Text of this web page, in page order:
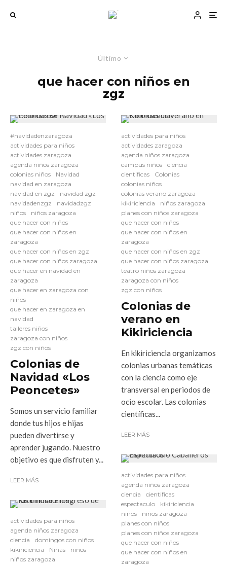
Último
que hacer con niños en
zgz
#navidadenzaragoza
actividades para niños
actividades zaragoza
agenda niños zaragoza
colonias niños
Navidad
navidad en zaragoza
navidad en zgz
navidad zgz
navidadenzgz
navidadzgz
niños
niños zaragoza
que hacer con niños
que hacer con niños en
zaragoza
que hacer con niños en zgz
que hacer con niños zaragoza
que hacer en navidad en
zaragoza
que hacer en zaragoza con
niños
que hacer en zaragoza en
navidad
talleres niños
zaragoza con niños
zgz con niños
Colonias de
Navidad «Los
Peoncetes»
Somos un servicio familiar
donde tus hijos e hijas
pueden divertirse y
aprender jugando. Nuestro
objetivo es que disfruten y...
LEER MÁS
actividades para niños
agenda niños zaragoza
ciencia
domingos con niños
kikiriciencia
Niñas
niños
niños zaragoza
actividades para niños
actividades zaragoza
agenda niños zaragoza
campus niños
ciencia
cientificas
Colonias
colonias niños
colonias verano zaragoza
kikiriciencia
niños zaragoza
planes con niños zaragoza
que hacer con niños
que hacer con niños en
zaragoza
que hacer con niños en zgz
que hacer con niños zaragoza
teatro niños zaragoza
zaragoza con niños
zgz con niños
Colonias de
verano en
Kikiriciencia
En kikiriciencia organizamos
colonias urbanas temáticas
con la ciencia como eje
transversal en periodos de
ocio escolar. Las colonias
científicas...
LEER MÁS
actividades para niños
agenda niños zaragoza
ciencia
cientificas
espectaculo
kikiriciencia
niños
niños zaragoza
planes con niños
planes con niños zaragoza
que hacer con niños
que hacer con niños en
zaragoza